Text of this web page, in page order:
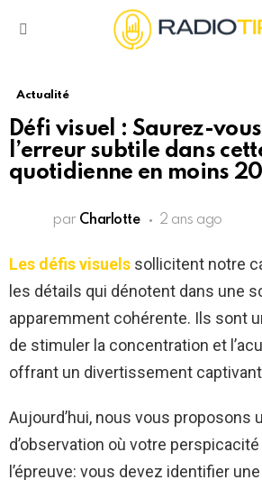
Actualité
Défi visuel : Saurez-
l’erreur subtile dans
quotidienne en moins
par Charlotte 2 ans ago
Les défis visuels sollicitent notre
les détails qui dénotent dans une
apparemment cohérente. Ils sont
de stimuler la concentration et
offrant un divertissement
Aujourd’hui, nous vous proposons
d’observation où votre
l’épreuve: vous devez identifier